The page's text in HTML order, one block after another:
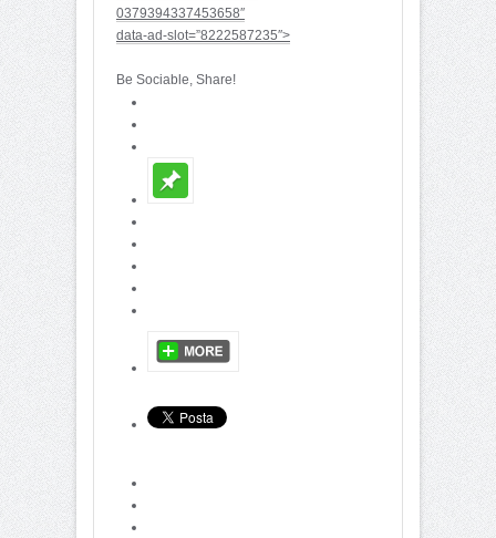
0379394337453658″
data-ad-slot=”8222587235″>
Be Sociable, Share!